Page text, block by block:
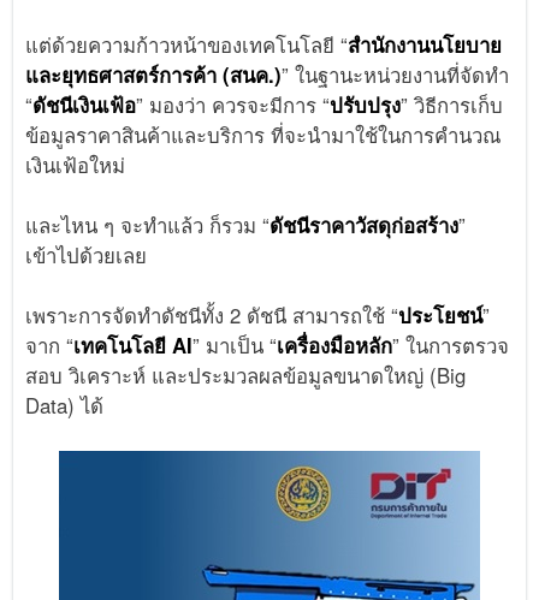
แต่ด้วยความก้าวหน้าของเทคโนโลยี “สำนักงานนโยบาย
และยุทธศาสตร์การค้า (สนค.)” ในฐานะหน่วยงานที่จัดทำ
“ดัชนีเงินเฟ้อ” มองว่า ควรจะมีการ “ปรับปรุง” วิธีการเก็บ
ข้อมูลราคาสินค้าและบริการ ที่จะนำมาใช้ในการคำนวณ
เงินเฟ้อใหม่
และไหน ๆ จะทำแล้ว ก็รวม “ดัชนีราคาวัสดุก่อสร้าง”
เข้าไปด้วยเลย
เพราะการจัดทำดัชนีทั้ง 2 ดัชนี สามารถใช้ “ประโยชน์”
จาก “เทคโนโลยี AI” มาเป็น “เครื่องมือหลัก” ในการตรวจ
สอบ วิเคราะห์ และประมวลผลข้อมูลขนาดใหญ่ (Big
Data) ได้